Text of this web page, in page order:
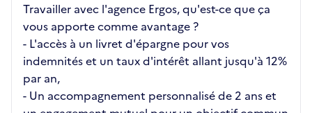
Travailler avec l'agence Ergos, qu'est-ce que ça
vous apporte comme avantage ?
- L'accès à un livret d'épargne pour vos
indemnités et un taux d'intérêt allant jusqu'à 12%
par an,
- Un accompagnement personnalisé de 2 ans et